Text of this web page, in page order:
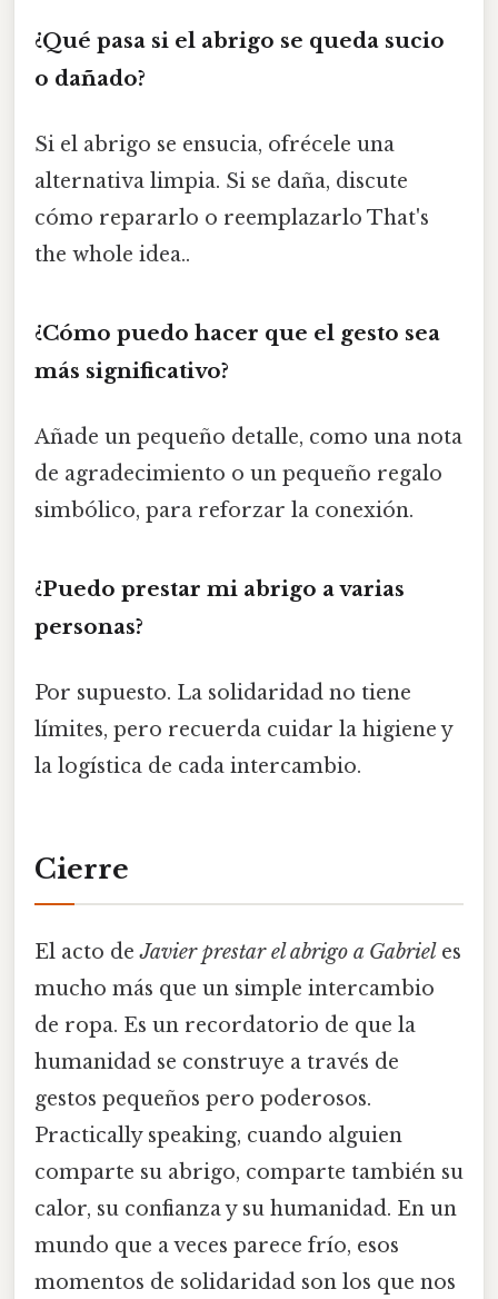
¿Qué pasa si el abrigo se queda sucio
o dañado?
Si el abrigo se ensucia, ofrécele una
alternativa limpia. Si se daña, discute
cómo repararlo o reemplazarlo That's
the whole idea..
¿Cómo puedo hacer que el gesto sea
más significativo?
Añade un pequeño detalle, como una nota
de agradecimiento o un pequeño regalo
simbólico, para reforzar la conexión.
¿Puedo prestar mi abrigo a varias
personas?
Por supuesto. La solidaridad no tiene
límites, pero recuerda cuidar la higiene y
la logística de cada intercambio.
Cierre
El acto deJavier prestar el abrigo a Gabriel es
mucho más que un simple intercambio
de ropa. Es un recordatorio de que la
humanidad se construye a través de
gestos pequeños pero poderosos.
Practically speaking, cuando alguien
comparte su abrigo, comparte también su
calor, su confianza y su humanidad. En un
mundo que a veces parece frío, esos
momentos de solidaridad son los que nos